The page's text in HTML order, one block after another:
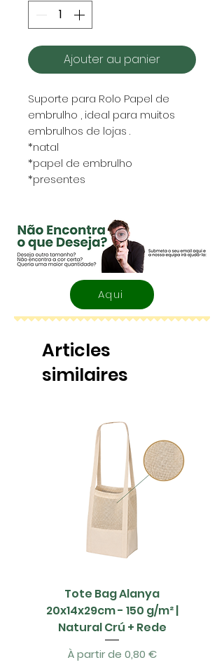
Ajouter au panier
Suporte para Rolo Papel de
embrulho , ideal para muitos
embrulhos de lojas .
*natal
*papel de embrulho
*presentes
Aqui
Articles
similaires
Tote Bag Alanya
20x14x29cm - 150 g/m² |
Natural Crú + Rede
À partir de 0,80 €
Prix promotionnel